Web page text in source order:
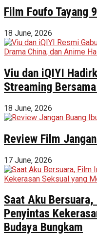
Film Foufo Tayang
18 June, 2026
Viu dan iQIYI
Streaming
18 June, 2026
Review Film
17 June, 2026
Saat Aku
Penyintas
Budaya Bungkam